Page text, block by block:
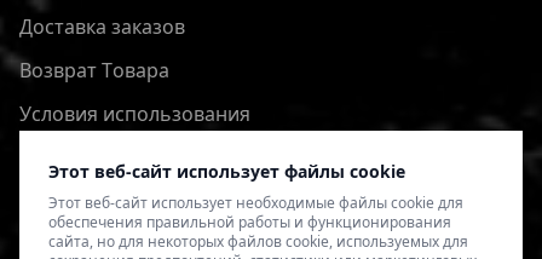
Этот веб-сайт использует файлы cookie
Этот веб-сайт использует необходимые файлы cookie для
обеспечения правильной работы и функционирования
сайта, но для некоторых файлов cookie, используемых для
Доставка заказов
Bозврат Tовара
Условия использования
Политика конфиденциальности